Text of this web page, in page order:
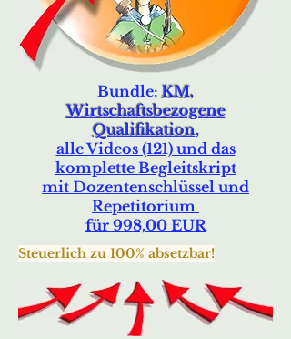
Bundle:KM,
Wirtschaftsbezogene
Qualifikation,
alle Videos (121) und das
komplette Begleitskript
mit Dozentenschlüssel und
Repetitorium
für 998,00 EUR
Steuerlich zu 100% absetzbar!